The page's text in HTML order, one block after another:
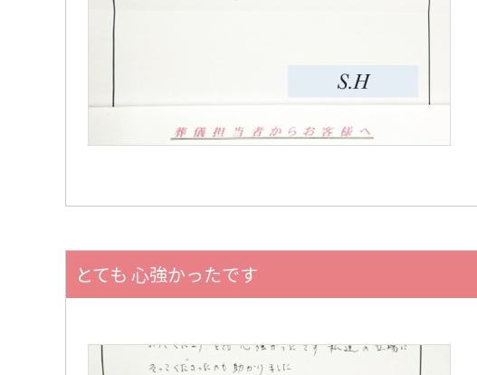
とても 心強かったです